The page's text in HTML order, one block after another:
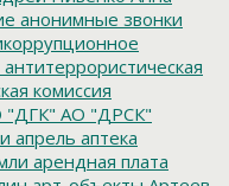
анонимные звонки
антитеррористическая
комиссия
"ДГК" АО "ДРСК"
апрель аптека
арендная плата